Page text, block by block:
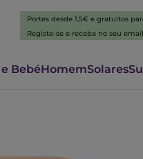
Portes desde 1,5€ e gratuitos
Registe-se e receba no seu
BebéHomemSolares